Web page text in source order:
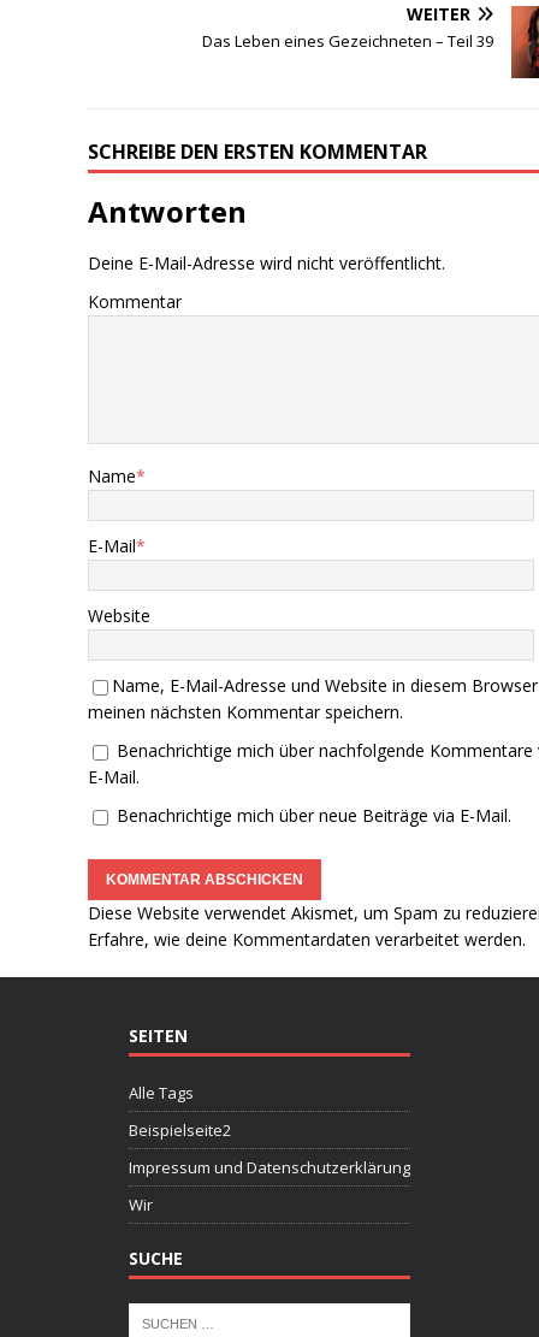
WEITER
Das Leben eines Gezeichneten – Teil 39
SCHREIBE DEN ERSTEN KOMMENTAR
Antworten
Deine E-Mail-Adresse wird nicht veröffentlicht.
Kommentar
Name*
E-Mail*
Website
Name, E-Mail-Adresse und Website in diesem
meinen nächsten Kommentar speichern.
Benachrichtige mich über nachfolgende Kommentare
E-Mail.
Benachrichtige mich über neue Beiträge via E-Mail.
Diese Website verwendet Akismet, um Spam zu
Erfahre, wie deine Kommentardaten verarbeitet werden.
SEITEN
Alle Tags
Beispielseite2
Impressum und Datenschutzerklärung
Wir
SUCHE